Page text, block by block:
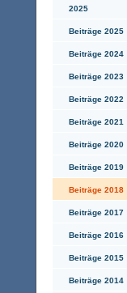
2025
Beiträge 2025
Beiträge 2024
Beiträge 2023
Beiträge 2022
Beiträge 2021
Beiträge 2020
Beiträge 2019
Beiträge 2018
Beiträge 2017
Beiträge 2016
Beiträge 2015
Beiträge 2014